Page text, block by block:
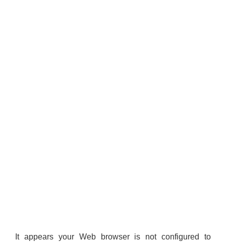
It appears your Web browser is not configured to